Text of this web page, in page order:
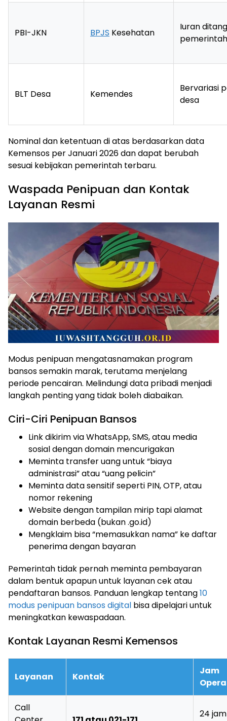
PBI-JKN BPJS Kesehatan
Iuran
pemerintah
BLT Desa Kemendes
Bervariasi
desa
Nominal dan ketentuan di atas berdasarkan data
Kemensos per Januari 2026 dan dapat berubah
sesuai kebijakan pemerintah terbaru.
Waspada Penipuan dan Kontak
Layanan Resmi
Modus penipuan mengatasnamakan program
bansos semakin marak, terutama menjelang
periode pencairan. Melindungi data pribadi menjadi
langkah penting yang tidak boleh diabaikan.
Ciri-Ciri Penipuan Bansos
Link dikirim via WhatsApp, SMS, atau media
sosial dengan domain mencurigakan
Meminta transfer uang untuk “biaya
administrasi” atau “uang pelicin”
Meminta data sensitif seperti PIN, OTP, atau
nomor rekening
Website dengan tampilan mirip tapi alamat
domain berbeda (bukan .go.id)
Mengklaim bisa “memasukkan nama” ke daftar
penerima dengan bayaran
Pemerintah tidak pernah meminta pembayaran
dalam bentuk apapun untuk layanan cek atau
pendaftaran bansos. Panduan lengkap tentang10
modus penipuan bansos digital bisa dipelajari untuk
meningkatkan kewaspadaan.
Kontak Layanan Resmi Kemensos
Layanan Kontak
Jam
Call
24